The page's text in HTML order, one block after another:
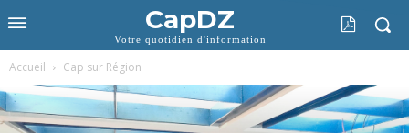
CapDZ
Votre quotidien d'information
Accueil Cap sur Région